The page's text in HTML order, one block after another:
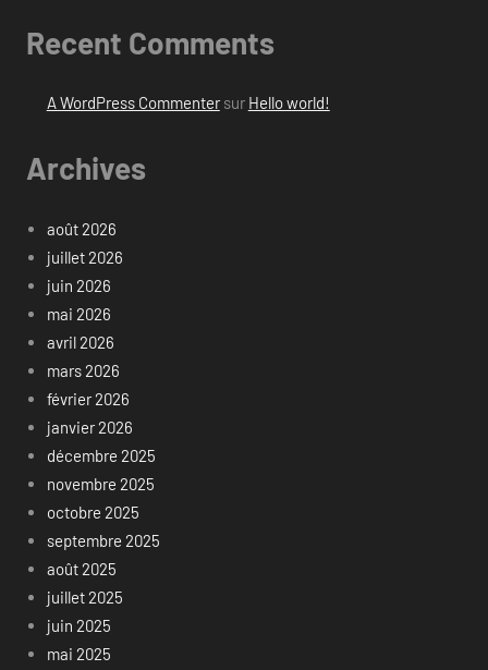
Recent Comments
A WordPress Commentersur Hello world!
Archives
août 2026
juillet 2026
juin 2026
mai 2026
avril 2026
mars 2026
février 2026
janvier 2026
décembre 2025
novembre 2025
octobre 2025
septembre 2025
août 2025
juillet 2025
juin 2025
mai 2025